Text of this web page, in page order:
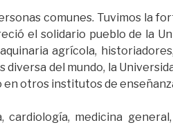
comunes. Tuvimos la
el solidario pueblo de la
agrícola,
diversa del mundo, la
en otros institutos de
cardiología, medicina